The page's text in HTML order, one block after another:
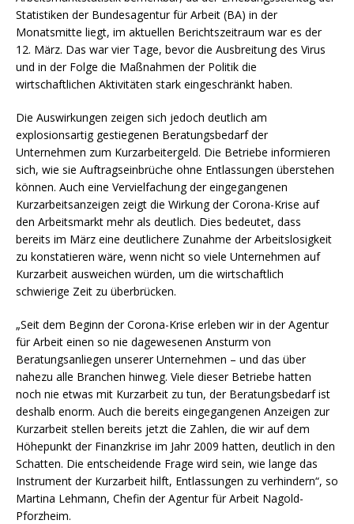
Statistiken der Bundesagentur für Arbeit (BA) in der
Monatsmitte liegt, im aktuellen Berichtszeitraum war es der
12. März. Das war vier Tage, bevor die Ausbreitung des Virus
und in der Folge die Maßnahmen der Politik die
wirtschaftlichen Aktivitäten stark eingeschränkt haben.
Die Auswirkungen zeigen sich jedoch deutlich am
explosionsartig gestiegenen Beratungsbedarf der
Unternehmen zum Kurzarbeitergeld. Die Betriebe informieren
sich, wie sie Auftragseinbrüche ohne Entlassungen überstehen
können. Auch eine Vervielfachung der eingegangenen
Kurzarbeitsanzeigen zeigt die Wirkung der Corona-Krise auf
den Arbeitsmarkt mehr als deutlich. Dies bedeutet, dass
bereits im März eine deutlichere Zunahme der Arbeitslosigkeit
zu konstatieren wäre, wenn nicht so viele Unternehmen auf
Kurzarbeit ausweichen würden, um die wirtschaftlich
schwierige Zeit zu überbrücken.
„Seit dem Beginn der Corona-Krise erleben wir in der Agentur
für Arbeit einen so nie dagewesenen Ansturm von
Beratungsanliegen unserer Unternehmen – und das über
nahezu alle Branchen hinweg. Viele dieser Betriebe hatten
noch nie etwas mit Kurzarbeit zu tun, der Beratungsbedarf ist
deshalb enorm. Auch die bereits eingegangenen Anzeigen zur
Kurzarbeit stellen bereits jetzt die Zahlen, die wir auf dem
Höhepunkt der Finanzkrise im Jahr 2009 hatten, deutlich in den
Schatten. Die entscheidende Frage wird sein, wie lange das
Instrument der Kurzarbeit hilft, Entlassungen zu verhindern“, so
Martina Lehmann, Chefin der Agentur für Arbeit Nagold-
Pforzheim.